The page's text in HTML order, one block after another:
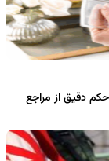
حکم دقیق از مراجع